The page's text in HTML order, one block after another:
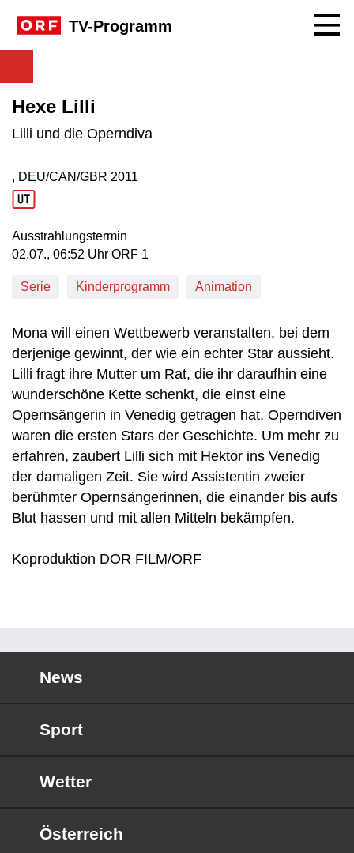
TV-Programm
Hexe Lilli
Lilli und die Operndiva
Produktionsland: DEU/CAN/GBR
, DEU/CAN/GBR
Produktionsjahr: 2011
2011
Ausstrahlungstermin
02. Juli, 06:52 Uhr in ORF 1
02.07., 06:52 Uhr ORF 1
Serie Kinderprogramm Animation
Mona will einen Wettbewerb veranstalten, bei dem
derjenige gewinnt, der wie ein echter Star aussieht.
Lilli fragt ihre Mutter um Rat, die ihr daraufhin eine
wunderschöne Kette schenkt, die einst eine
Opernsängerin in Venedig getragen hat. Operndiven
waren die ersten Stars der Geschichte. Um mehr zu
erfahren, zaubert Lilli sich mit Hektor ins Venedig
der damaligen Zeit. Sie wird Assistentin zweier
berühmter Opernsängerinnen, die einander bis aufs
Blut hassen und mit allen Mitteln bekämpfen.
Koproduktion DOR FILM/ORF
News
Sport
Wetter
Österreich